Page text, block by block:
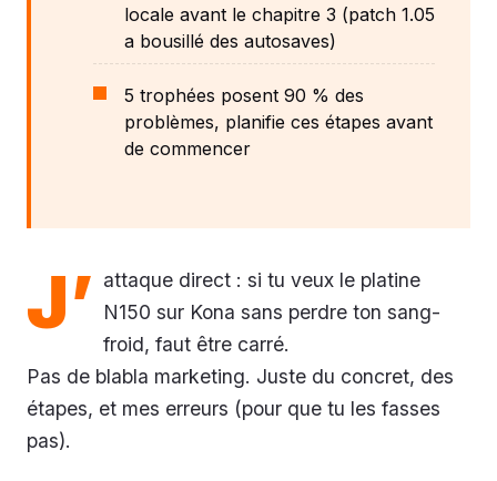
locale avant le chapitre 3 (patch 1.05
a bousillé des autosaves)
5 trophées posent 90 % des
problèmes, planifie ces étapes avant
de commencer
J’ attaque direct : si tu veux le platine
N150 sur Kona sans perdre ton sang-
froid, faut être carré.
Pas de blabla marketing. Juste du concret, des
étapes, et mes erreurs (pour que tu les fasses
pas).